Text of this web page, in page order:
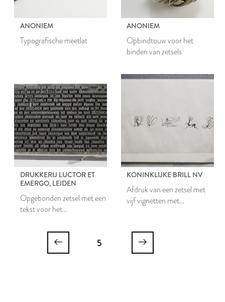
ANONIEM
Typografische meetlat
ANONIEM
Opbindtouw voor het
binden van zetsels
DRUKKERIJ LUCTOR ET
EMERGO, LEIDEN
Opgebonden zetsel met een
tekst voor het
KONINKLIJKE BRILL NV
Afdruk van een zetsel met
vijf vignetten met
5